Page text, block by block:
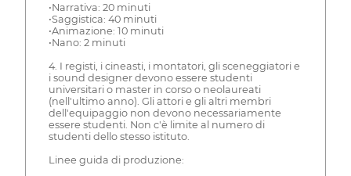
•Narrativa: 20 minuti
•Saggistica: 40 minuti
•Animazione: 10 minuti
•Nano: 2 minuti
4. I registi, i cineasti, i montatori, gli sceneggiatori e
i sound designer devono essere studenti
universitari o master in corso o neolaureati
(nell'ultimo anno). Gli attori e gli altri membri
dell'equipaggio non devono necessariamente
essere studenti. Non c'è limite al numero di
studenti dello stesso istituto.
Linee guida di produzione: